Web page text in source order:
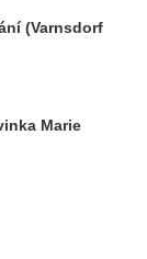
(Varnsdorf
Marie